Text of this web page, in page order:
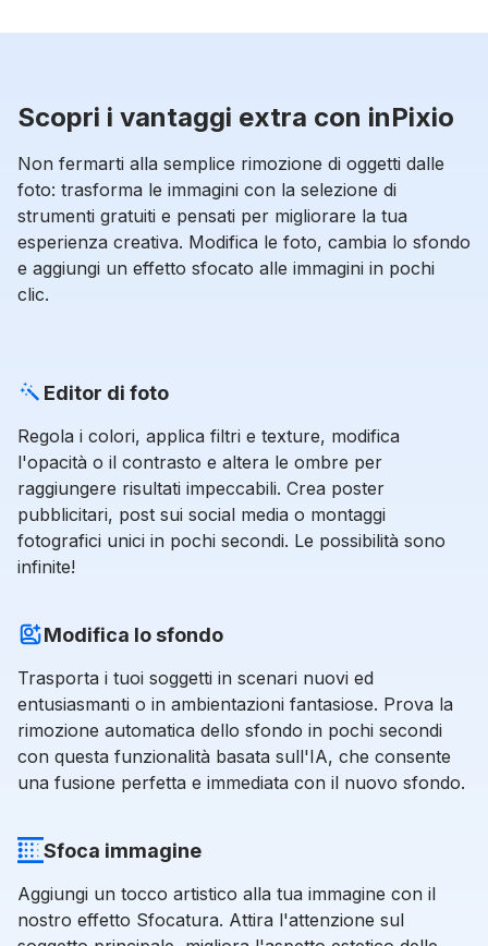
Scopri i vantaggi extra con inPixio
Non fermarti alla semplice rimozione di oggetti dalle
foto: trasforma le immagini con la selezione di
strumenti gratuiti e pensati per migliorare la tua
esperienza creativa. Modifica le foto, cambia lo sfondo
e aggiungi un effetto sfocato alle immagini in pochi
clic.
Editor di foto
Regola i colori, applica filtri e texture, modifica
l'opacità o il contrasto e altera le ombre per
raggiungere risultati impeccabili. Crea poster
pubblicitari, post sui social media o montaggi
fotografici unici in pochi secondi. Le possibilità sono
infinite!
Modifica lo sfondo
Trasporta i tuoi soggetti in scenari nuovi ed
entusiasmanti o in ambientazioni fantasiose. Prova la
rimozione automatica dello sfondo in pochi secondi
con questa funzionalità basata sull'IA, che consente
una fusione perfetta e immediata con il nuovo sfondo.
Sfoca immagine
Aggiungi un tocco artistico alla tua immagine con il
nostro effetto Sfocatura. Attira l'attenzione sul